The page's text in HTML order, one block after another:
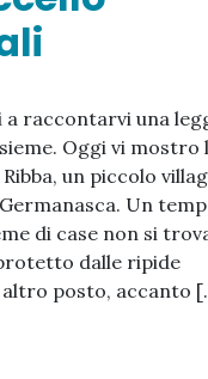
a raccontarvi una
Oggi vi mostro
un piccolo
Un
di case non si
dalle ripide
altro posto, accanto